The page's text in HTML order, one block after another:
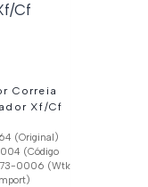
Correia
Xf/Cf
(Original)
(Código
0006 (Wtk